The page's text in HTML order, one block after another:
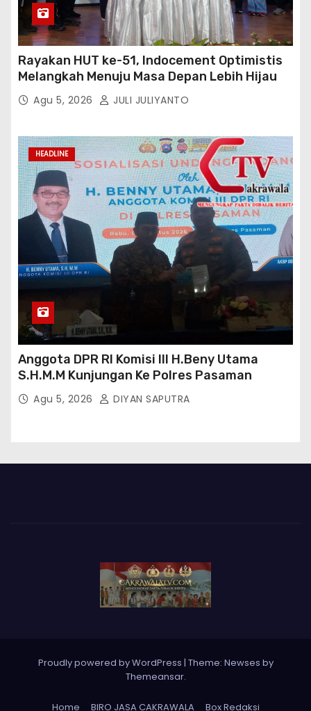
Rayakan HUT ke-51, Indocement Optimistis
Melangkah Menuju Masa Depan Lebih Hijau
Agu 5, 2026 JULI JULIYANTO
HEADLINE
Anggota DPR RI Komisi III H.Beny Utama
S.H.M.M Kunjungan Ke Polres Pasaman
Agu 5, 2026 DIYAN SAPUTRA
Proudly powered by WordPress | Theme: Newses by
Themeansar.
Home BIRO JASA CAKRAWALA Box Redaksi